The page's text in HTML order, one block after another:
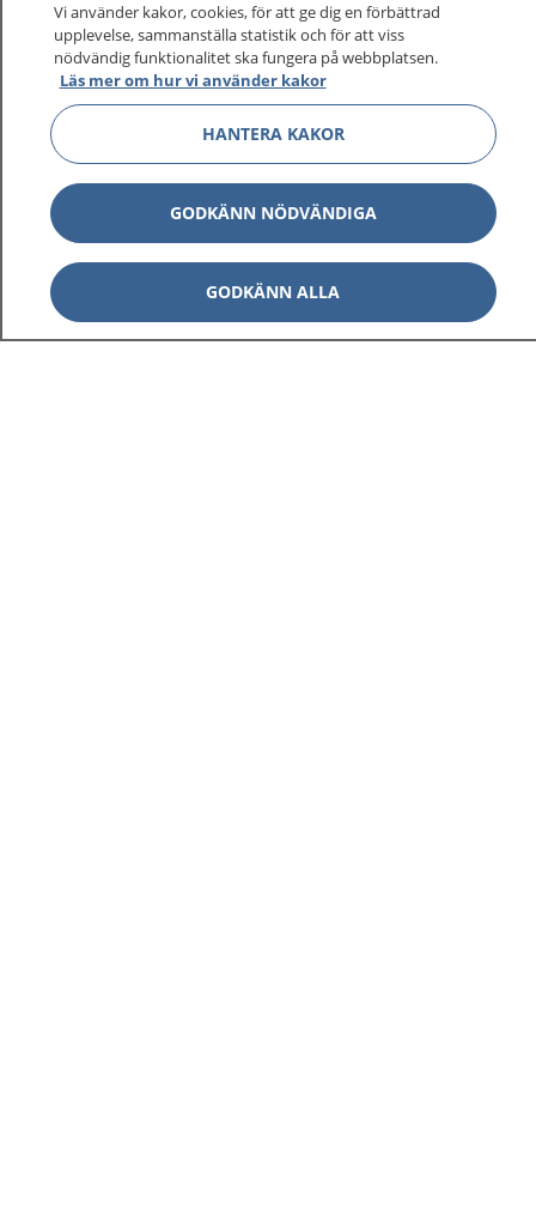
Vi använder kakor, cookies, för att ge dig en förbättrad
upplevelse, sammanställa statistik och för att viss
nödvändig funktionalitet ska fungera på webbplatsen.
Läs mer om hur vi använder kakor
HANTERA KAKOR
GODKÄNN NÖDVÄNDIGA
GODKÄNN ALLA